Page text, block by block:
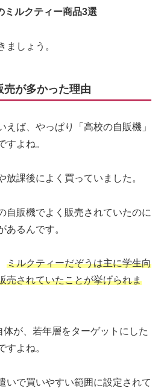
ミルクティー商品3選
ましょう。
が多かった理由
えば、やっぱり「高校の自販機」
すよね。
放課後によく買っていました。
自販機でよく販売されていたのに
あるんです。
ミルクティーだぞうは主に学生向
売されていたことが挙げられま
が、若年層をターゲットにした
すよね。
いで買いやすい範囲に設定されて